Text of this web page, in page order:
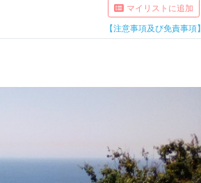
マイリストに追加
【注意事項及び免責事項】